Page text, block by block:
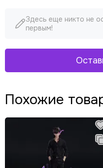
Здесь еще никто не
первым!
Похожие